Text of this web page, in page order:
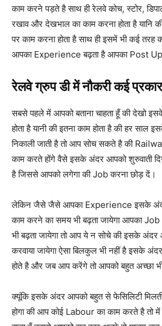
काम करने पड़ते है साथ ही रेलवे कोच, स्टोर,
रखाव और देखभाल का काम करना होता है यानि
पर काम करना होता है साथ ही इसमें भी कई
आपका Experience बढ़ता है आपका Post
रेलवे ग्रुप डी में नौकरी कई
सबसे पहले में आपको बताना चाहता हूँ की देखो
होता है यानी की इतना काम होता है की हर
निकाली जाती है तो आप सोच सकते है की
काम करते होंगे वैसे इसके अंदर आपको शुरुवाती
है जिससे आपको लगेगा की Job करना छोड़ दें।
लेकिन जैसे जैसे आपका Experience इसके
काम करने का समय भी बढ़ता जायेगा आपका
भी बढ़ता जायेगा तो आप ये न सोचे की इसके अंदर
करवाया जायेगा ऐसा बिलकुल भी नहीं है इसके
होते है और जब आप करेंगे तो आपको बहुत अच्छा
क्यूंकि इसके अंदर आपको बहुत से फेसिलिटी
होगा की आप कोई Labour का काम करते है तो